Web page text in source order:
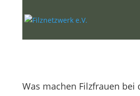
Was machen Filzfrauen bei